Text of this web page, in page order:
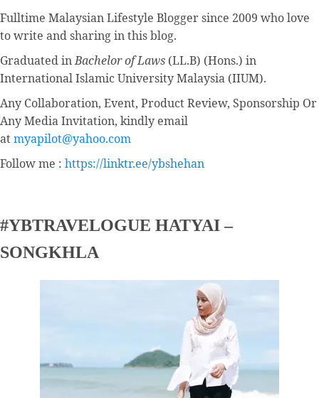
Fulltime Malaysian Lifestyle Bloggersince 2009 who love
to write and sharing in this blog.
Graduated inBachelor of Laws (LL.B) (Hons.) in
International Islamic University Malaysia (IIUM).
Any Collaboration, Event, Product Review, Sponsorship Or
Any Media Invitation, kindly email
atmyapilot@yahoo.com
Follow me : https://linktr.ee/ybshehan
#YBTRAVELOGUE HATYAI –
SONGKHLA